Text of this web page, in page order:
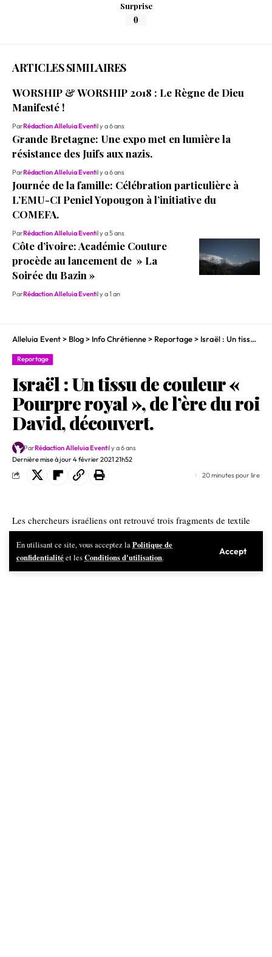
En utilisant ce site, vous acceptez laPolitique de
confidentialitéet lesConditions d'utilisation.
Accept
Surprise
0
ARTICLES SIMILAIRES
WORSHIP & WORSHIP 2018 : Le Règne de Dieu
Manifesté !
ParRédaction Alleluia Eventil y a 6 ans
Grande Bretagne: Une expo met en lumière la
résistance des Juifs aux nazis.
ParRédaction Alleluia Eventil y a 6 ans
Journée de la famille: Célébration particulière à
L’EMU-CI Peniel Yopougon à l’initiative du
COMEFA.
ParRédaction Alleluia Eventil y a 5 ans
Côte d’ivoire: Académie Couture
procède au lancement de » La
Soirée du Bazin »
ParRédaction Alleluia Eventil y a 1 an
Alleluia Event> Blog> Info Chrétienne> Reportage> Israël : Un tissu de couleur « Pourpre royal », de l’ère du roi David, découvert.
Reportage
Israël : Un tissu de couleur «
Pourpre royal », de l’ère du roi
David, découvert.
Dernière mise à jour 4 février 2021 21h52
ParRédaction Alleluia Eventil y a 6 ans
20 minutes pour lire
Les chercheurs israéliens ont retrouvé trois fragments de textile
« argaman » – ou pourpre – qui est décrite dans la Bible. Ces
morceaux de tissu auraient été fabriqués aux environs de l’an